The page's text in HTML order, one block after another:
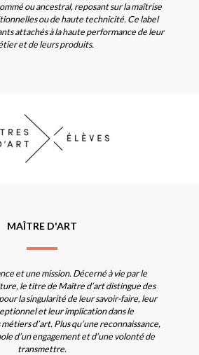
ou ancestral, reposant sur la maîtrise
ou de haute technicité. Ce label
attachés à la haute performance de leur
et de leurs produits.
MAÎTRE D'ART
et une mission. Décerné à vie par le
le titre de Maître d’art distingue des
la singularité de leur savoir-faire, leur
et leur implication dans le
d’art. Plus qu’une reconnaissance,
d’un engagement et d’une volonté de
transmettre.